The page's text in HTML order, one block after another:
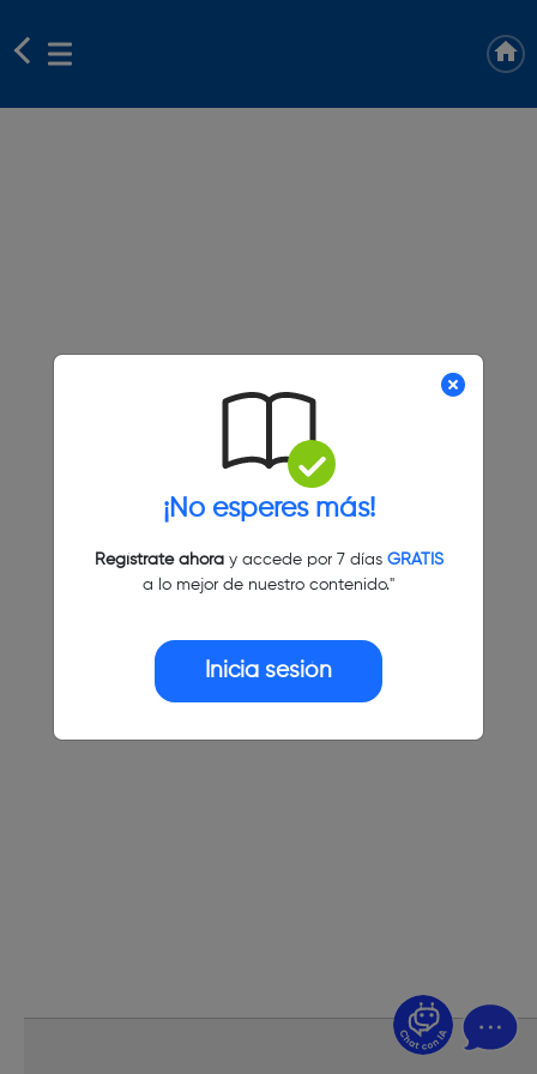
¡No esperes más!
Regístrate ahoray accede por 7 días GRATIS
a lo mejor de nuestro contenido."
Inicia sesión